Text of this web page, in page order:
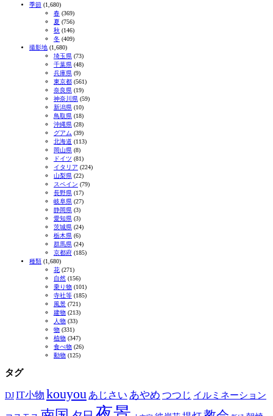
季節 (1,680)
春 (369)
夏 (756)
秋 (146)
冬 (409)
撮影地 (1,680)
埼玉県 (73)
千葉県 (48)
兵庫県 (9)
東京都 (561)
奈良県 (19)
神奈川県 (59)
新潟県 (10)
鳥取県 (18)
沖縄県 (28)
グアム (39)
北海道 (113)
岡山県 (8)
ドイツ (81)
イタリア (224)
山梨県 (22)
スペイン (79)
長野県 (17)
岐阜県 (27)
静岡県 (3)
愛知県 (3)
茨城県 (24)
栃木県 (6)
群馬県 (24)
京都府 (185)
種類 (1,680)
花 (271)
自然 (156)
乗り物 (101)
寺社等 (185)
風景 (721)
建物 (213)
人物 (33)
物 (331)
植物 (347)
食べ物 (26)
動物 (125)
タグ
DJIT小物 kouyou あじさい あやめ つつじ イルミネーション